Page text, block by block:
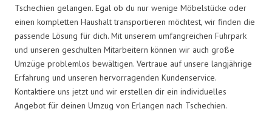
Tschechien gelangen. Egal ob du nur wenige Möbelstücke oder
einen kompletten Haushalt transportieren möchtest, wir finden die
passende Lösung für dich. Mit unserem umfangreichen Fuhrpark
und unseren geschulten Mitarbeitern können wir auch große
Umzüge problemlos bewältigen. Vertraue auf unsere langjährige
Erfahrung und unseren hervorragenden Kundenservice.
Kontaktiere uns jetzt und wir erstellen dir ein individuelles
Angebot für deinen Umzug von Erlangen nach Tschechien.